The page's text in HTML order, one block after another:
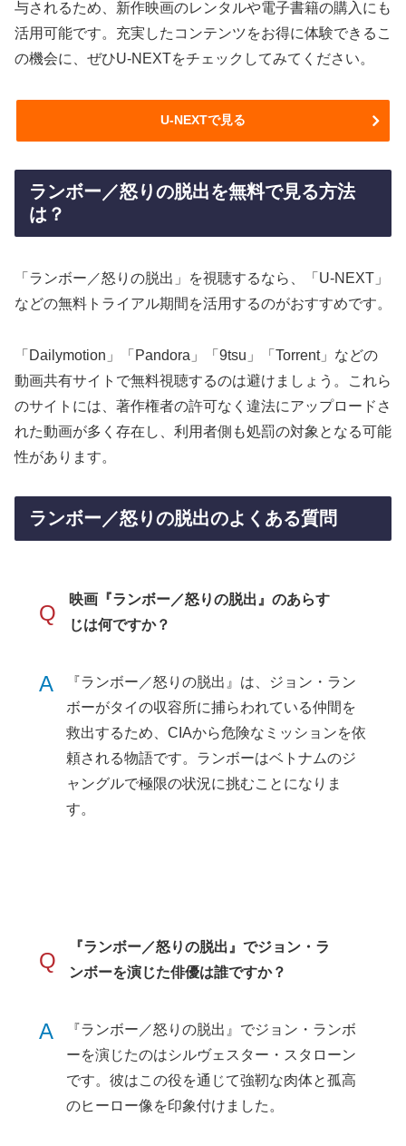
与されるため、新作映画のレンタルや電子書籍の購入にも
活用可能です。充実したコンテンツをお得に体験できるこ
の機会に、ぜひU-NEXTをチェックしてみてください。
U-NEXTで見る
ランボー／怒りの脱出を無料で見る方法
は？
「ランボー／怒りの脱出」を視聴するなら、「U-NEXT」
などの無料トライアル期間を活用するのがおすすめです。
「Dailymotion」「Pandora」「9tsu」「Torrent」などの
動画共有サイトで無料視聴するのは避けましょう。これら
のサイトには、著作権者の許可なく違法にアップロードさ
れた動画が多く存在し、利用者側も処罰の対象となる可能
性があります。
ランボー／怒りの脱出のよくある質問
Q
映画『ランボー／怒りの脱出』のあらす
じは何ですか？
A
『ランボー／怒りの脱出』は、ジョン・ラン
ボーがタイの収容所に捕らわれている仲間を
救出するため、CIAから危険なミッションを依
頼される物語です。ランボーはベトナムのジ
ャングルで極限の状況に挑むことになりま
す。
Q
『ランボー／怒りの脱出』でジョン・ラ
ンボーを演じた俳優は誰ですか？
A
『ランボー／怒りの脱出』でジョン・ランボ
ーを演じたのはシルヴェスター・スタローン
です。彼はこの役を通じて強靭な肉体と孤高
のヒーロー像を印象付けました。